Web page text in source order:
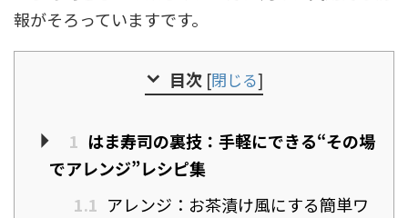
報がそろっていますです。
目次 [閉じる]
1 はま寿司の裏技：手軽にできる“その場
でアレンジ”レシピ集
1.1 アレンジ：お茶漬け風にする簡単ワ